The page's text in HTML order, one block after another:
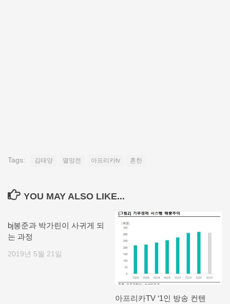
Tags: 김태양 멸망전 아프리카tv 흔한
YOU MAY ALSO LIKE...
bj봉준과 박가린이 사귀게 되
는 과정
2019년 5월 21일
아프리카TV ‘1인 방송 컨텐